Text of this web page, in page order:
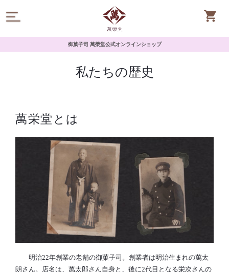
御菓子司 萬榮堂公式オンラインショップ
私たちの歴史
萬栄堂とは
明治22年創業の老舗の御菓子司。創業者は明治生まれの萬太
朗さん。店名は、萬太郎さん自身と、後に2代目となる栄次さんの